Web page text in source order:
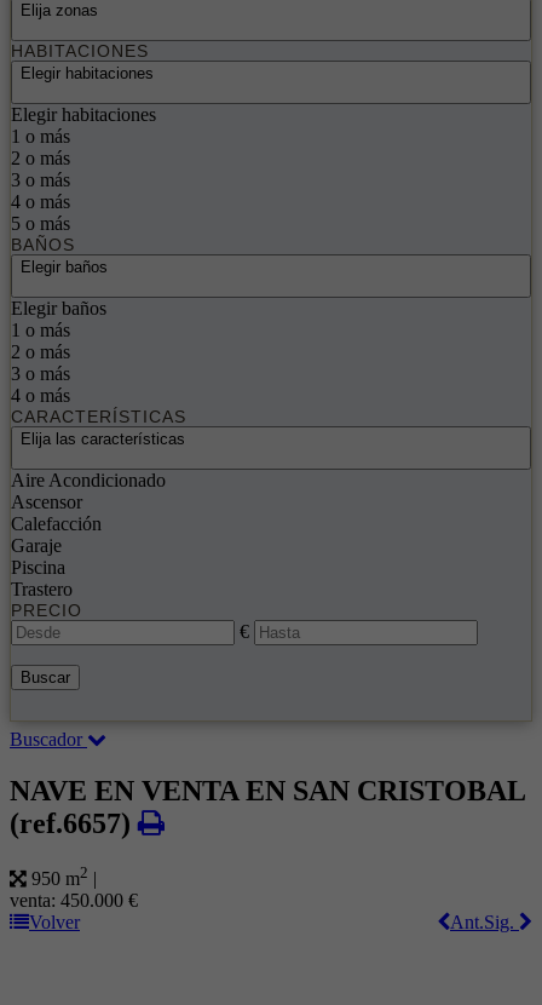
Elija zonas
HABITACIONES
Elegir habitaciones
Elegir habitaciones
1 o más
2 o más
3 o más
4 o más
5 o más
BAÑOS
Elegir baños
Elegir baños
1 o más
2 o más
3 o más
4 o más
CARACTERÍSTICAS
Elija las características
Aire Acondicionado
Ascensor
Calefacción
Garaje
Piscina
Trastero
PRECIO
€
Buscar
Buscador
NAVE EN VENTA EN SAN CRISTOBAL
(ref.6657)
950 m2 |
venta: 450.000 €
Volver
Sig.
Ant.